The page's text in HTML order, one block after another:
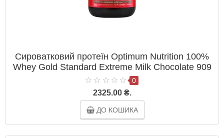
Сироватковий протеїн Optimum Nutrition 100%
Whey Gold Standard Extreme Milk Chocolate 909
г
0
2325.00 ₴.
ДО КОШИКА